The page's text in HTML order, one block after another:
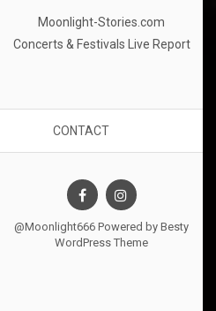
Moonlight-Stories.com
Concerts & Festivals Live Report
CONTACT
@Moonlight666 Powered by Besty
WordPress Theme